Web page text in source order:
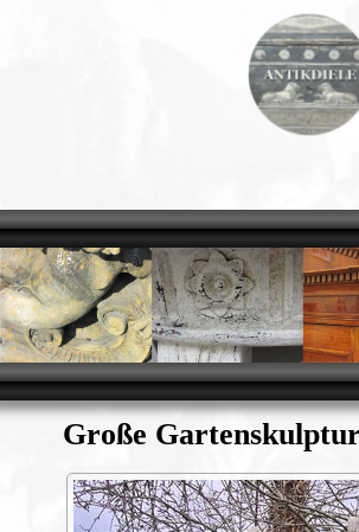
Navigation
überspringen
Navigation
überspringen
Große